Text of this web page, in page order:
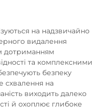
на надзвичайно
видалення
дотриманням
та комплексними
безпеку
схвалення на
виходить далеко
й охоплює глибоке